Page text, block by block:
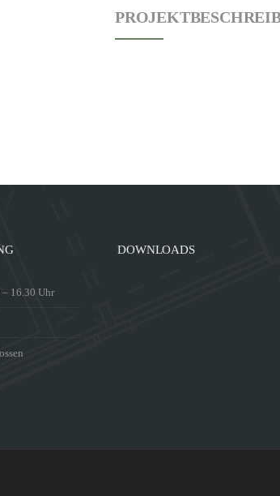
16.30 Uhr
DOWNLOADS